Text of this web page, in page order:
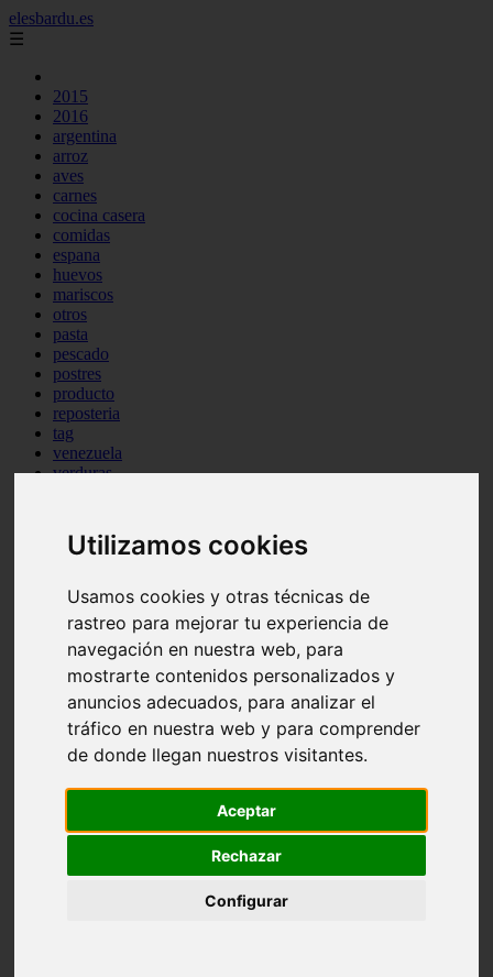
Utilizamos cookies
Usamos cookies y otras técnicas de
rastreo para mejorar tu experiencia de
navegación en nuestra web, para
mostrarte contenidos personalizados y
anuncios adecuados, para analizar el
tráfico en nuestra web y para comprender
de donde llegan nuestros visitantes.
Aceptar
Rechazar
Configurar
elesbardu.es
☰
2015
2016
argentina
arroz
aves
carnes
cocina casera
comidas
espana
huevos
mariscos
otros
pasta
pescado
postres
producto
reposteria
tag
venezuela
verduras
Teruel - sarrión
Cádiz - algodonales
Madrid - madrid
Asturias - oviedo
Cádiz - el-puerto-de-santa-maría
Asturias - aller
álava - vitoria-gasteiz
Málaga - marbella
Zaragoza - zaragoza
Barcelona - barcelona
Valencia - valencia
Toledo - seseña
Cantabria - val-de-san-vicente